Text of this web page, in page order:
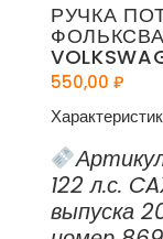
РУЧКА
550,00 ₽
122 л.с.
выпуска